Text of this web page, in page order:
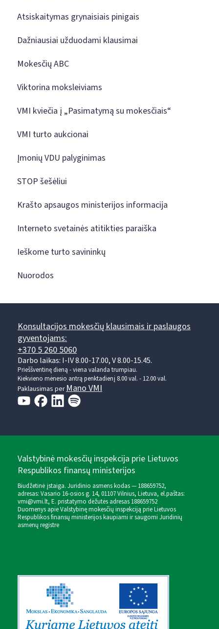
Atsiskaitymas grynaisiais pinigais
Dažniausiai užduodami klausimai
Mokesčių ABC
Viktorina moksleiviams
VMI kviečia į „Pasimatymą su mokesčiais“
VMI turto aukcionai
Įmonių VDU palyginimas
STOP šešėliui
Krašto apsaugos ministerijos informacija
Interneto svetainės atitikties paraiška
Ieškome turto savininkų
Nuorodos
Konsultacijos mokesčių klausimais ir paslaugos
gyventojams:
+370 5 260 5060
Darbo laikas: I-IV 8.00-17.00, V 8.00-15.45.
Prieššventinę dieną - viena valanda trumpiau.
Kiekvieno mėnesio antrą penktadienį 8.00 val. - 12.00 val.
Paklausimas perMano VMI
Valstybinė mokesčių inspekcija prie Lietuvos
Respublikos finansų ministerijos
Biudžetinė įstaiga. Juridinio asmens kodas — 188659752,
adresas: Vasario 16-osios g. 14, 01107 Vilnius, Lietuva, el.paštas:
vmi@vmi.lt, E. pristatymo dėžutės adresas 188659752
Duomenys apie Valstybinę mokesčių inspekciją prie Lietuvos
Respublikos finansų ministerijos kaupiami ir saugomi Juridinių
asmenų registre